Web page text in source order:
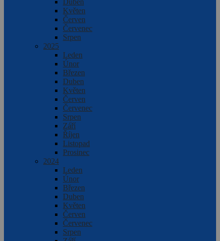
Duben
Květen
Červen
Červenec
Srpen
2025
Leden
Únor
Březen
Duben
Květen
Červen
Červenec
Srpen
Září
Říjen
Listopad
Prosinec
2024
Leden
Únor
Březen
Duben
Květen
Červen
Červenec
Srpen